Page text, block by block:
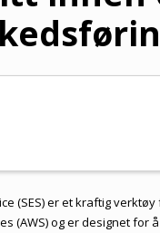
(SES) er et kraftig
(AWS) og er designet